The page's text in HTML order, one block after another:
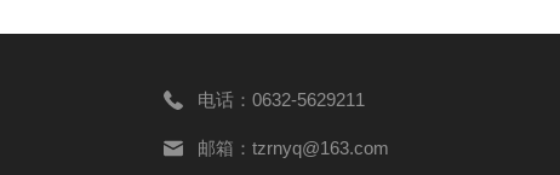
电话：0632-5629211
邮箱：tzrnyq@163.com